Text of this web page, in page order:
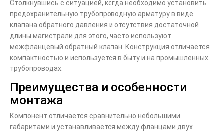
Столкнувшись с ситуацией, когда необходимо установить
предохранительную трубопроводную арматуру в виде
клапана обратного давления и отсутствия достаточной
длины магистрали для этого, часто используют
межфланцевый обратный клапан. Конструкция отличается
компактностью и используется в быту и на промышленных
трубопроводах.
Преимущества и особенности
монтажа
Компонент отличается сравнительно небольшими
габаритами и устанавливается между фланцами двух